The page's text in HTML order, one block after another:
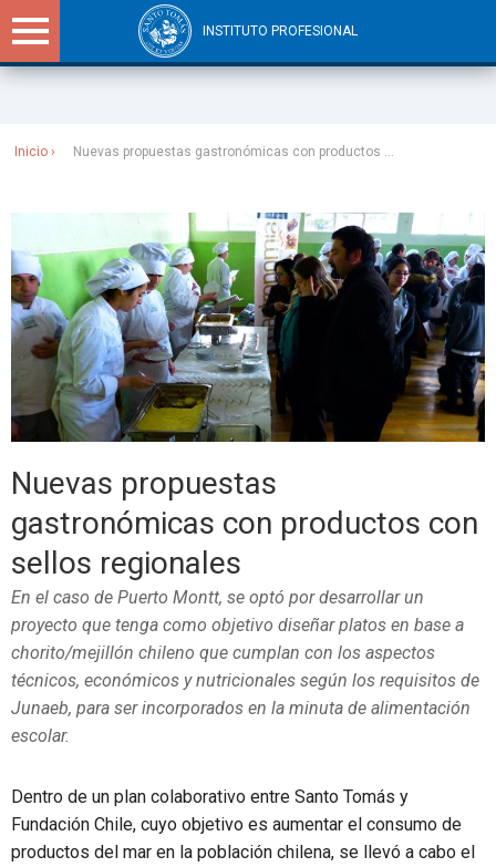
INSTITUTO PROFESIONAL
Inicio Nuevas propuestas gastronómicas con productos ...
Nuevas propuestas
gastronómicas con productos con
sellos regionales
En el caso de Puerto Montt, se optó por desarrollar un
proyecto que tenga como objetivo diseñar platos en base a
chorito/mejillón chileno que cumplan con los aspectos
técnicos, económicos y nutricionales según los requisitos de
Junaeb, para ser incorporados en la minuta de alimentación
escolar.
Dentro de un plan colaborativo entre Santo Tomás y
Fundación Chile, cuyo objetivo es aumentar el consumo de
productos del mar en la población chilena, se llevó a cabo el